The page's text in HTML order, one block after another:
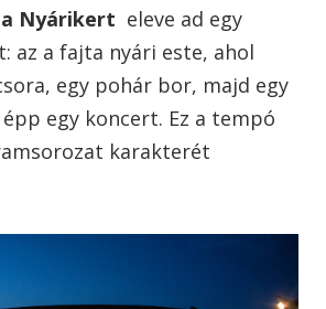
Nyárikert eleve ad egy
az a fajta nyári este, ahol
egy pohár bor, majd egy
egy koncert. Ez a tempó
karakterét